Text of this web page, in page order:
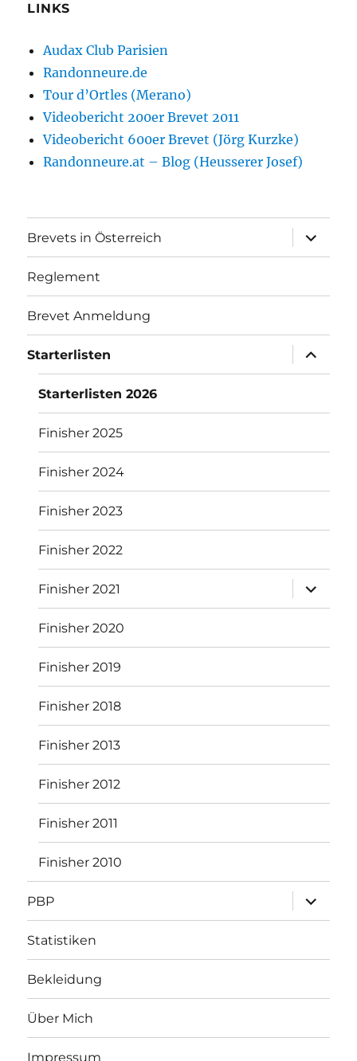
LINKS
Audax Club Parisien
Randonneure.de
Tour d’Ortles (Merano)
Videobericht 200er Brevet 2011
Videobericht 600er Brevet (Jörg Kurzke)
Randonneure.at – Blog (Heusserer Josef)
Brevets in Österreich
öffnen
Reglement
Brevet Anmeldung
Starterlisten
öffnen
Starterlisten 2026
Finisher 2025
Finisher 2024
Finisher 2023
Finisher 2022
Finisher 2021
öffnen
Finisher 2020
Finisher 2019
Finisher 2018
Finisher 2013
Finisher 2012
Finisher 2011
Finisher 2010
PBP
öffnen
Statistiken
Bekleidung
Über Mich
Impressum